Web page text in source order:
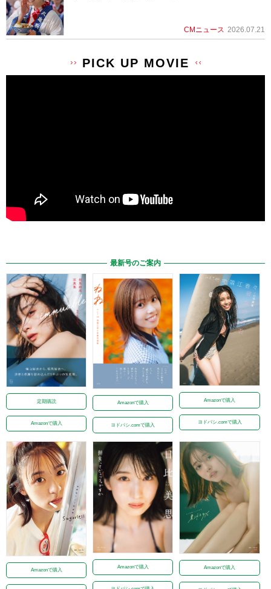
CMニュース 2026.07.21
PICK UP MOVIE
最新号のご案内
定期購読
Amazonで購入
Amazonで購入
ヨドバシ.comで購入
Amazonで購入
ヨドバシ.comで購入
Amazonで購入
Amazonで購入 Amazonで購入